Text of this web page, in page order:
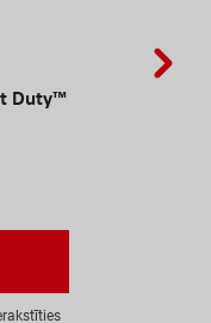
Duty™
ra kstīties